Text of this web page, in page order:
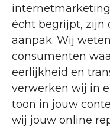
écht begrijpt, zijn
aanpak. Wij
consumenten
eerlijkheid en
verwerken wij in
toon in jouw
wij jouw online